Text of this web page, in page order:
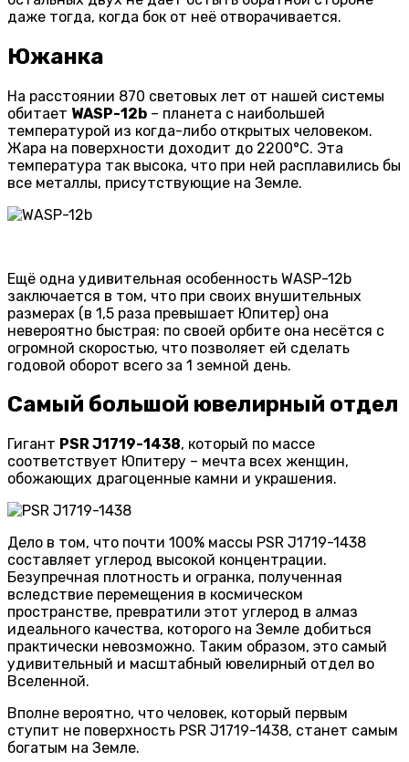
даже тогда, когда бок от неё отворачивается.
Южанка
На расстоянии 870 световых лет от нашей системы
обитает WASP-12b – планета с наибольшей
температурой из когда-либо открытых человеком.
Жара на поверхности доходит до 2200°С. Эта
температура так высока, что при ней расплавились бы
все металлы, присутствующие на Земле.
Ещё одна удивительная особенность WASP-12b
заключается в том, что при своих внушительных
размерах (в 1,5 раза превышает Юпитер) она
невероятно быстрая: по своей орбите она несётся с
огромной скоростью, что позволяет ей сделать
годовой оборот всего за 1 земной день.
Самый большой ювелирный отдел
Гигант PSR J1719-1438, который по массе
соответствует Юпитеру – мечта всех женщин,
обожающих драгоценные камни и украшения.
Дело в том, что почти 100% массы PSR J1719-1438
составляет углерод высокой концентрации.
Безупречная плотность и огранка, полученная
вследствие перемещения в космическом
пространстве, превратили этот углерод в алмаз
идеального качества, которого на Земле добиться
практически невозможно. Таким образом, это самый
удивительный и масштабный ювелирный отдел во
Вселенной.
Вполне вероятно, что человек, который первым
ступит не поверхность PSR J1719-1438, станет самым
богатым на Земле.